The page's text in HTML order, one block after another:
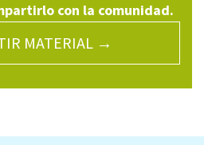
con la comunidad.
MATERIAL →